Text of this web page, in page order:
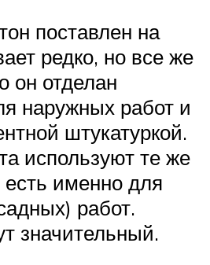
поставлен на
редко, но все же
он отделан
наружных работ и
штукатуркой.
используют те же
именно для
работ.
значительный.